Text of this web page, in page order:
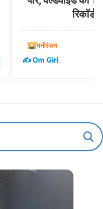
रिकॉर्ड
मनोरंजन
✍️ Om Giri